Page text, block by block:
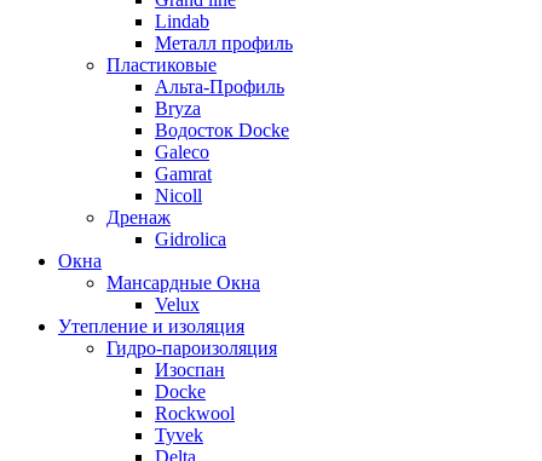
Lindab
Металл профиль
Пластиковые
Альта-Профиль
Bryza
Водосток Docke
Galeco
Gamrat
Nicoll
Дренаж
Gidrolica
Окна
Мансардные Окна
Velux
Утепление и изоляция
Гидро-пароизоляция
Изоспан
Docke
Rockwool
Tyvek
Delta